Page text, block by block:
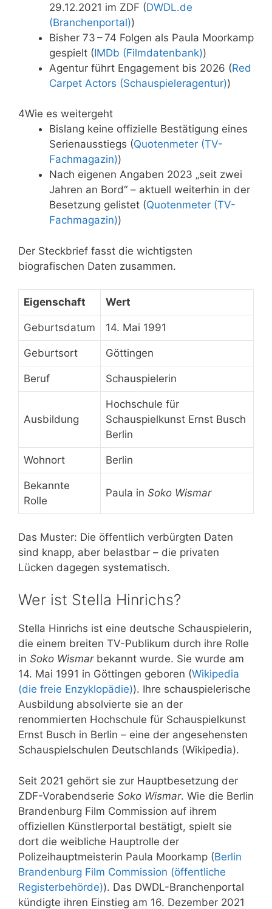
29.12.2021 im ZDF (DWDL.de
(Branchenportal))
Bisher 73 – 74 Folgen als Paula Moorkamp
gespielt (IMDb (Filmdatenbank))
Agentur führt Engagement bis 2026 (Red
Carpet Actors (Schauspieleragentur))
4Wie es weitergeht
Bislang keine offizielle Bestätigung eines
Serienausstiegs (Quotenmeter (TV-
Fachmagazin))
Nach eigenen Angaben 2023 „seit zwei
Jahren an Bord“ – aktuell weiterhin in der
Besetzung gelistet (Quotenmeter (TV-
Fachmagazin))
Der Steckbrief fasst die wichtigsten
biografischen Daten zusammen.
Steckbrief
Stella
Hinrichs
Eigenschaft Wert
Geburtsdatum 14. Mai 1991
Geburtsort Göttingen
Beruf Schauspielerin
Ausbildung
Hochschule für
Schauspielkunst Ernst Busch
Berlin
Wohnort Berlin
Bekannte
Rolle
Paula in Soko Wismar
Das Muster: Die öffentlich verbürgten Daten
sind knapp, aber belastbar – die privaten
Lücken dagegen systematisch.
Wer ist Stella Hinrichs?
Stella Hinrichs ist eine deutsche Schauspielerin,
die einem breiten TV-Publikum durch ihre Rolle
in Soko Wismarbekannt wurde. Sie wurde am
14. Mai 1991 in Göttingen geboren (Wikipedia
(die freie Enzyklopädie)). Ihre schauspielerische
Ausbildung absolvierte sie an der
renommierten Hochschule für Schauspielkunst
Ernst Busch in Berlin – eine der angesehensten
Schauspielschulen Deutschlands (Wikipedia).
Seit 2021 gehört sie zur Hauptbesetzung der
ZDF-Vorabendserie Soko Wismar. Wie die Berlin
Brandenburg Film Commission auf ihrem
offiziellen Künstlerportal bestätigt, spielt sie
dort die weibliche Hauptrolle der
Polizeihauptmeisterin Paula Moorkamp (Berlin
Brandenburg Film Commission (öffentliche
Registerbehörde)). Das DWDL-Branchenportal
kündigte ihren Einstieg am 16. Dezember 2021